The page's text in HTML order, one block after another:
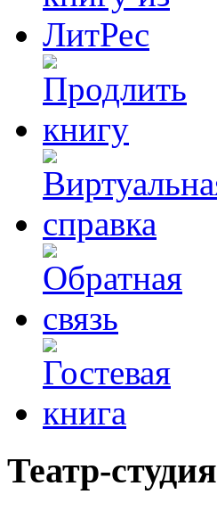
Театр-студия